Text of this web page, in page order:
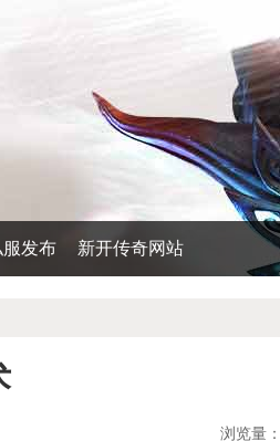
发布 新开传奇网站
浏览量：